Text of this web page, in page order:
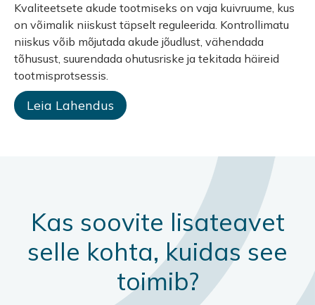
Kvaliteetsete akude tootmiseks on vaja kuivruume, kus
on võimalik niiskust täpselt reguleerida. Kontrollimatu
niiskus võib mõjutada akude jõudlust, vähendada
tõhusust, suurendada ohutusriske ja tekitada häireid
tootmisprotsessis.
Leia Lahendus
Kas soovite lisateavet
selle kohta, kuidas see
toimib?